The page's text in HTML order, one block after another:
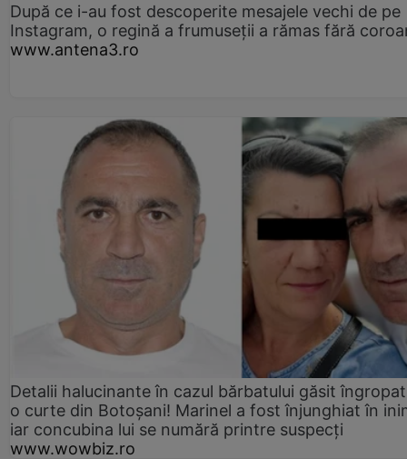
După ce i-au fost descoperite mesajele vechi de pe
Instagram, o regină a frumuseții a rămas fără
www.antena3.ro
Detalii halucinante în cazul bărbatului găsit
o curte din Botoșani! Marinel a fost înjunghiat în
iar concubina lui se numără printre suspecți
www.wowbiz.ro